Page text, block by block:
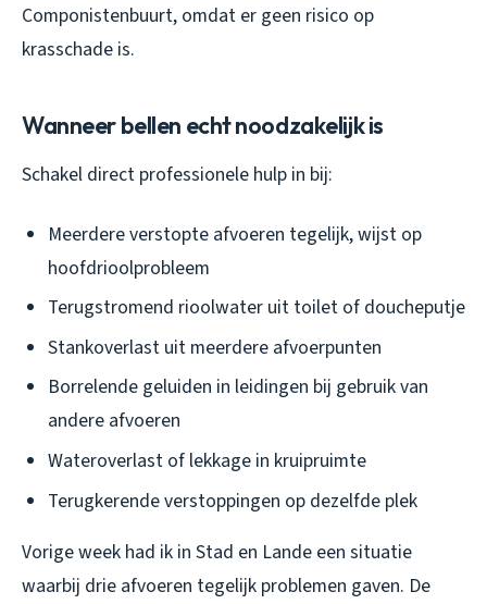
Componistenbuurt, omdat er geen risico op
krasschade is.
Wanneer bellen echt noodzakelijk is
Schakel direct professionele hulp in bij:
Meerdere verstopte afvoeren tegelijk, wijst op
hoofdrioolprobleem
Terugstromend rioolwater uit toilet of doucheputje
Stankoverlast uit meerdere afvoerpunten
Borrelende geluiden in leidingen bij gebruik van
andere afvoeren
Wateroverlast of lekkage in kruipruimte
Terugkerende verstoppingen op dezelfde plek
Vorige week had ik in Stad en Lande een situatie
waarbij drie afvoeren tegelijk problemen gaven. De